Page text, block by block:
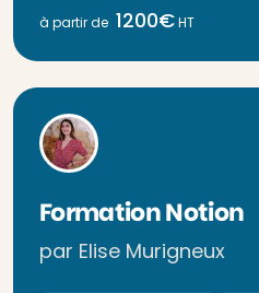
à partir de 1200€HT
Formation Notion
par Elise Murigneux